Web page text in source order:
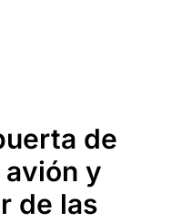
de
y
de las